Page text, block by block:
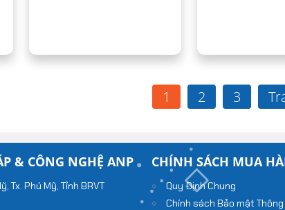
1 2 3
& CÔNG NGHỆ ANP
Tx. Phú Mỹ, Tỉnh BRVT
CHÍNH SÁCH MUA
Quy Định Chung
Chính sách Bảo mật